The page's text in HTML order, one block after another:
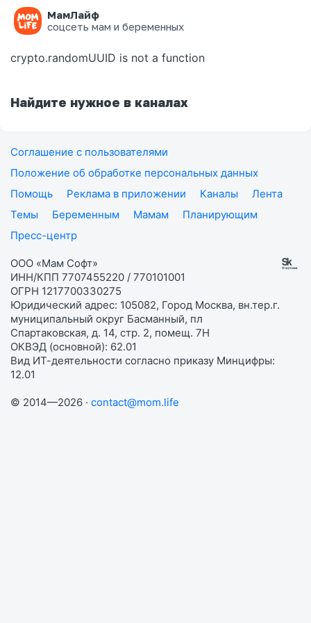
МамЛайф
соцсеть мам и беременных
Ошибка на странице
crypto.randomUUID is not a function
Найдите нужное в каналах
Соглашение с пользователями
Положение об обработке персональных данных
Помощь
Реклама в приложении Каналы
Лента
Темы
Беременным Мамам
Планирующим
Пресс-центр
ООО «Мам Софт»
ИНН/КПП 7707455220 / 770101001
ОГРН 1217700330275
Юридический адрес: 105082, Город Москва, вн.тер.г.
муниципальный округ Басманный, пл
Спартаковская, д. 14, стр. 2, помещ. 7Н
ОКВЭД (основной): 62.01
Вид ИТ-деятельности согласно приказу Минцифры:
12.01
© 2014—2026 · contact@mom.life